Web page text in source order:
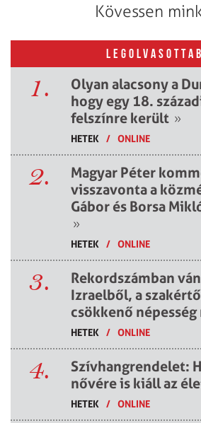
Kövessen
1.
Olyan alacsony a
hogy egy 18.
felszínre került »
HETEK / ONLINE
2.
Magyar Péter
visszavonta a
Gábor és Borsa
»
HETEK / ONLINE
3.
Rekordszámban
Izraelből, a
csökkenő
HETEK / ONLINE
4.
Szívhangrendelet:
nővére is kiáll az
HETEK / ONLINE